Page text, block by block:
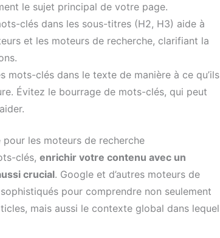
le sujet principal de votre page.
clés dans les sous-titres (H2, H3) aide à
et les moteurs de recherche, clarifiant la
mots-clés dans le texte de manière à ce qu’ils
Évitez le bourrage de mots-clés, qui peut
pour les moteurs de recherche
clés, enrichir votre contenu avec un
crucial. Google et d’autres moteurs de
pour comprendre non seulement
mais aussi le contexte global dans lequel